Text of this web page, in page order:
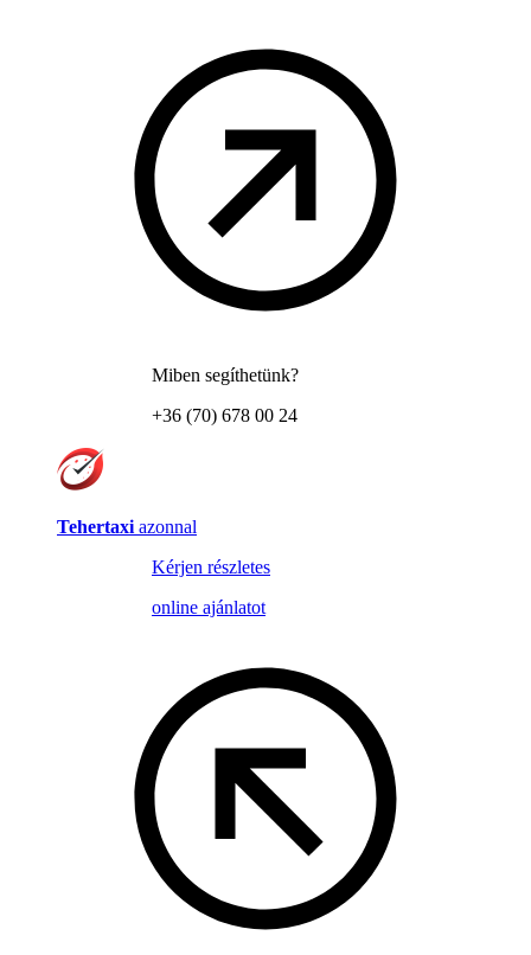
Miben segíthetünk?
+36 (70) 678 00 24
Tehertaxi azonnal
Kérjen részletes
online ajánlatot